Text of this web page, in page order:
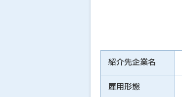
紹介先企業名
雇用形態